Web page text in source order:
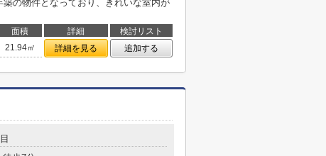
の物件となっており、きれいな室内が
面積 詳細
検討リスト
21.94㎡ 詳細を見る 追加する